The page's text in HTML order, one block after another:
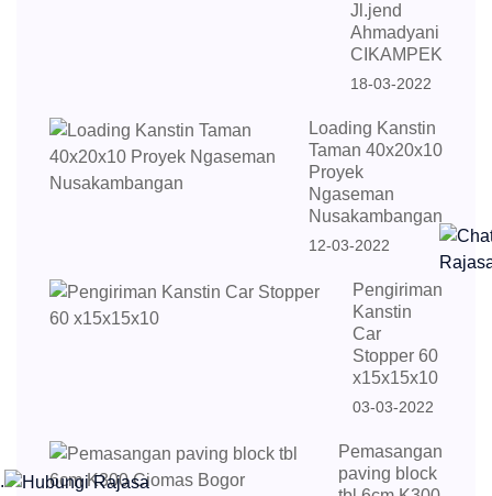
Jl.jend
Ahmadyani
CIKAMPEK
18-03-2022
Loading Kanstin
Taman 40x20x10
Proyek
Ngaseman
Nusakambangan
12-03-2022
Pengiriman
Kanstin
Car
Stopper 60
x15x15x10
03-03-2022
Pemasangan
paving block
.